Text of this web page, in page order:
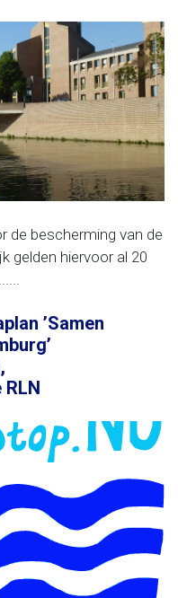
de bescherming van de
gelden hiervoor al 20
’Samen